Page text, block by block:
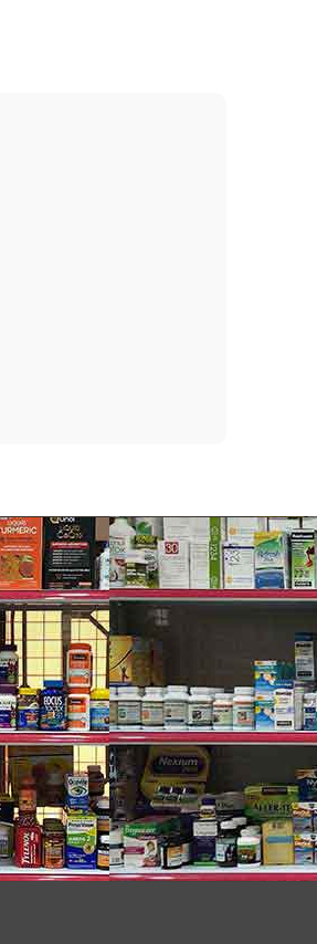
bột, cellulose GUM, nước
Hyaluronate,
Yellow 6 (CI 15.985),
14700), Bee Venom,